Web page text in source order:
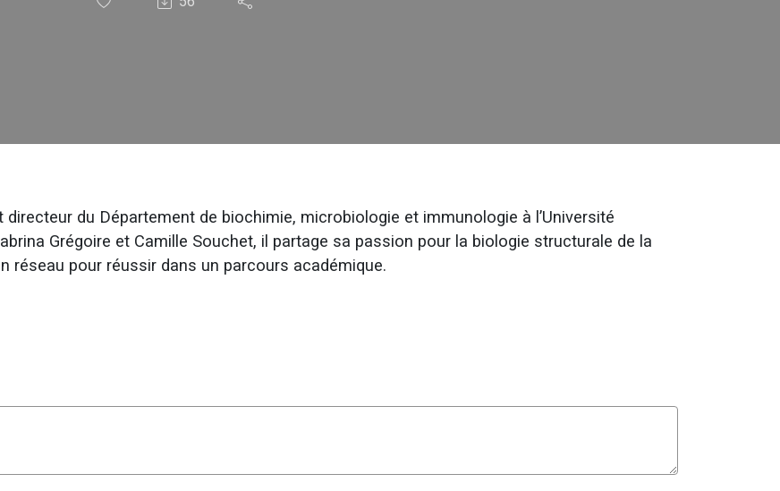
du Département de biochimie, microbiologie et immunologie à l’Université
Grégoire et Camille Souchet, il partage sa passion pour la biologie structurale de la
réseau pour réussir dans un parcours académique.